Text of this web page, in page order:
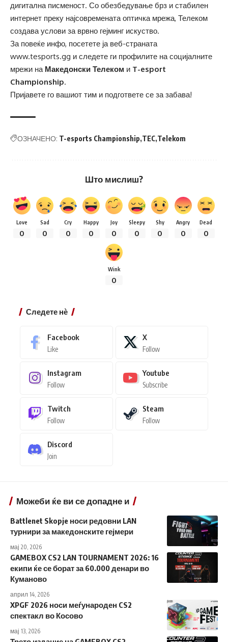
дигитална писменост. Со обезбедување брз и стабилен
интернет преку најсовремената оптичка мрежа, Телеком
создава услови за врвно гејминг искуство.
За повеќе инфо, посетете ја веб-страната
www.tesports.gg и следете ги профилите на социјалните
мрежи на Македонски Телеком и T-esport
Championship.
Пријавете го вашиот тим и подгответе се за забава!
ОЗНАЧЕНО: T-esports Championship TEC Telekom
Што мислиш?
Love
0
Sad
0
Cry
0
Happy
0
Joy
0
Sleepy
0
Shy
0
Angry
0
Dead
0
Wink
0
Следете нѐ
Facebook
Like
X
Follow
Instagram
Follow
Youtube
Subscribe
Twitch
Follow
Steam
Follow
Discord
Join
Можеби ќе ви се допадне и
Battlenet Skopje носи редовни LAN
турнири за македонските гејмери
мај 20, 2026
GAMEBOX CS2 LAN TOURNAMENT 2026: 16
екипи ќе се борат за 60.000 денари во
Куманово
април 14, 2026
XPGF 2026 носи меѓународен CS2
спектакл во Косово
мај 13, 2026